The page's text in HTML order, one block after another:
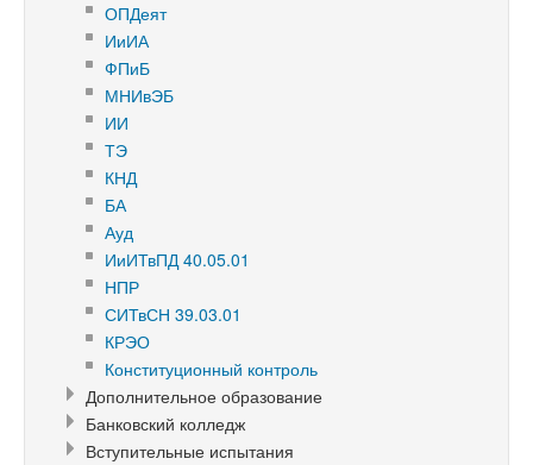
ОПДеят
ИиИА
ФПиБ
МНИвЭБ
ИИ
ТЭ
КНД
БА
Ауд
ИиИТвПД 40.05.01
НПР
СИТвСН 39.03.01
КРЭО
Конституционный контроль
Дополнительное образование
Банковский колледж
Вступительные испытания